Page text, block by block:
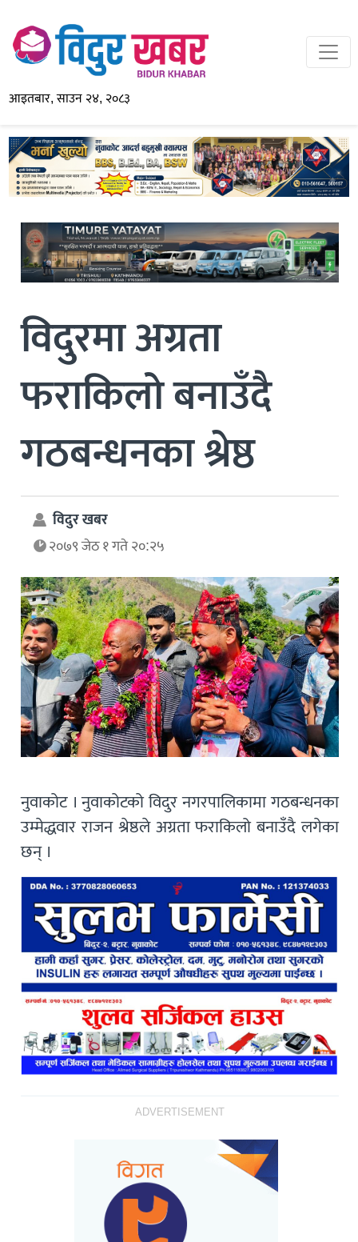
आइतबार, साउन २४, २०८३
विदुरमा अग्रता
फराकिलो बनाउँदै
गठबन्धनका श्रेष्ठ
विदुर खबर
२०७९ जेठ १ गते २०:२५
नुवाकोट । नुवाकोटको विदुर नगरपालिकामा गठबन्धनका
उम्मेद्धवार राजन श्रेष्ठले अग्रता फराकिलो बनाउँदै लगेका
छन् ।
ADVERTISEMENT